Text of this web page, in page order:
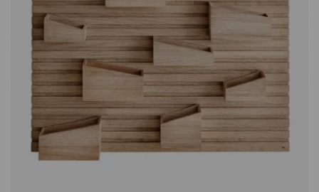
exklusivitet. Smart förvaring av småprylar. Minimalistisk
skandinavisk design. Enkel montering direkt på väggen.
Löstagbar låda med magnetisk baksida.